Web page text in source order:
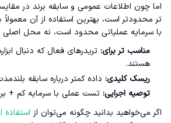
اما چون اطلاعات عمومی و سابقه برند در
تر محدودتر است، بهترین استفاده از آن
با سرمایه عملیاتی محدود است، نه محل اصلی
مناسب تر برای: تریدرهای فعال که دنبال
هستند.
ریسک کلیدی: داده کمتر درباره سابقه
توصیه اجرایی: تست عملی با سرمایه کم +
اگر می‌خواهید بدانید چگونه می‌توان از استفاده